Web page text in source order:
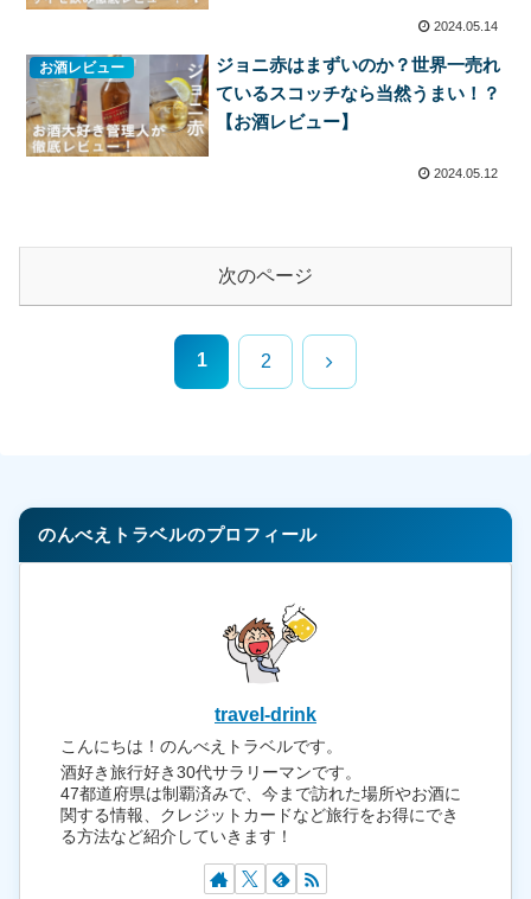
2024.05.14
お酒レビュー
ジョニ赤はまずいのか？世界一売れ
ているスコッチなら当然うまい！？
【お酒レビュー】
2024.05.12
次のページ
1 2 次
のんべえトラベルのプロフィール
travel-drink
こんにちは！のんべえトラベルです。
酒好き旅行好き30代サラリーマンです。
47都道府県は制覇済みで、今まで訪れた場所やお酒に
関する情報、クレジットカードなど旅行をお得にでき
る方法など紹介していきます！